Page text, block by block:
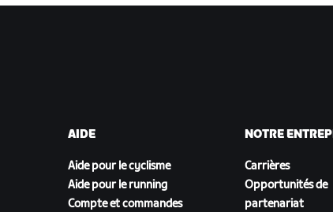
AIDE
Aide pour le cyclisme
Aide pour le running
Compte et commandes
NOTRE
Carrières
Opportunités de
partenariat